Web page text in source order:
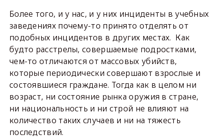
Более того, и у нас, и у них инциденты в учебных
заведениях почему-то принято отделять от
подобных инцидентов в других местах. Как
будто расстрелы, совершаемые подростками,
чем-то отличаются от массовых убийств,
которые периодически совершают взрослые и
состоявшиеся граждане. Тогда как в целом ни
возраст, ни состояние рынка оружия в стране,
ни национальность и ни строй не влияют на
количество таких случаев и ни на тяжесть
последствий.